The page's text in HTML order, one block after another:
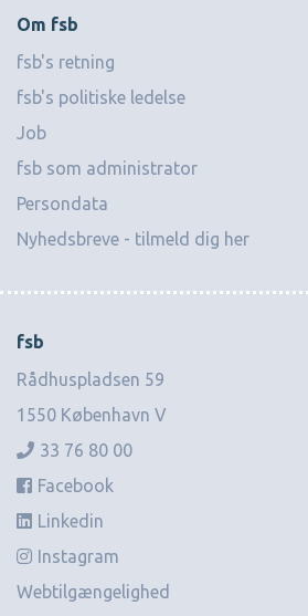
Om fsb
fsb's retning
fsb's politiske ledelse
Job
fsb som administrator
Persondata
Nyhedsbreve - tilmeld dig her
fsb
Rådhuspladsen 59
1550 København V
33 76 80 00
Facebook
Linkedin
Instagram
Webtilgængelighed